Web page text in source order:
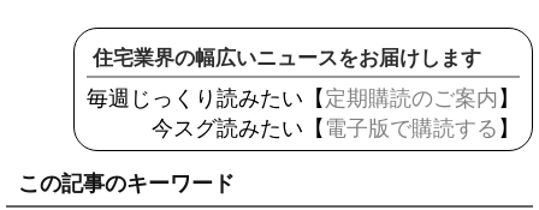
住宅業界の幅広いニュースをお届けします
毎週じっくり読みたい【 定期購読のご案内 】
今スグ読みたい【 電子版で購読する 】
この記事のキーワード